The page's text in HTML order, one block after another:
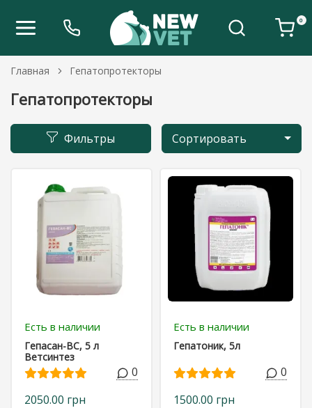
0
Главная Гепатопротекторы
Гепатопротекторы
Фильтры Сортировать
Есть в наличии
Гепасан-ВС, 5 л
Ветсинтез
0
2050.00 грн
Есть в наличии
Гепатоник, 5л
0
1500.00 грн